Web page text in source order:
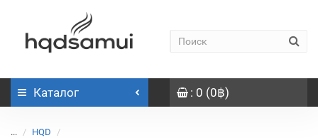
Каталог : 0 (0฿)
... HQD